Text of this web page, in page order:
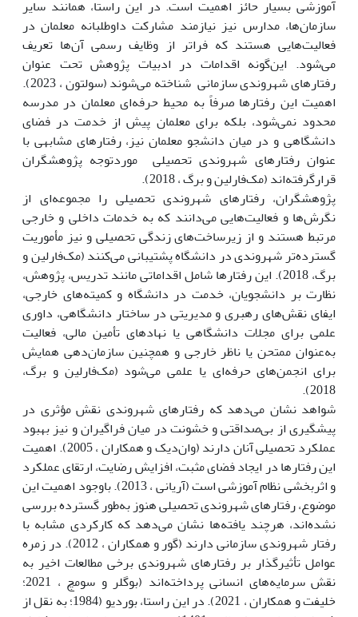
آموزشی بسیار حائز اهمیت است. در این راستا، همانند سایر
سازمان‌ها، مدارس نیز نیازمند مشارکت داوطلبانه معلمان در
فعالیت‌هایی هستند که فراتر از وظایف رسمی آن‌ها تعریف
می‌شود. این‌گونه اقدامات در ادبیات پژوهش تحت عنوان
رفتارهای شهروندی سازمانی شناخته می‌شوند (سولتون ، 2023).
اهمیت این رفتارها صرفاً به محیط حرفه‌ای معلمان در مدرسه
محدود نمی‌شود، بلکه برای معلمان پیش از خدمت در فضای
دانشگاهی و در میان دانشجو معلمان نیز، رفتارهای مشابهی با
عنوان رفتارهای شهروندی تحصیلی موردتوجه پژوهشگران
قرارگرفته‌اند (مک‌فارلین و برگ ، 2018).
پژوهشگران، رفتارهای شهروندی تحصیلی را مجموعه‌ای از
نگرش‌ها و فعالیت‌هایی می‌دانند که به خدمات داخلی و خارجی
مرتبط هستند و از زیرساخت‌های زندگی تحصیلی و نیز مأموریت
گسترده‌تر شهروندی در دانشگاه پشتیبانی می‌کنند (مک‌فارلین و
برگ، 2018). این رفتارها شامل اقداماتی مانند تدریس، پژوهش،
نظارت بر دانشجویان، خدمت در دانشگاه و کمیته‌های خارجی،
ایفای نقش‌های رهبری و مدیریتی در ساختار دانشگاهی، داوری
علمی برای مجلات دانشگاهی یا نهادهای تأمین مالی، فعالیت
به‌عنوان ممتحن یا ناظر خارجی و همچنین سازمان‌دهی همایش
برای انجمن‌های حرفه‌ای یا علمی می‌شود (مک‌فارلین و برگ،
2018).
شواهد نشان می‌دهد که رفتارهای شهروندی نقش مؤثری در
پیشگیری از بی‌صداقتی و خشونت در میان فراگیران و نیز بهبود
عملکرد تحصیلی آنان دارند (وان‌دیک و همکاران ، 2005). اهمیت
این رفتارها در ایجاد فضای مثبت، افزایش رضایت، ارتقای عملکرد
و اثربخشی نظام آموزشی است (آریانی ، 2013). باوجود اهمیت این
موضوع، رفتارهای شهروندی تحصیلی هنوز به‌طور گسترده بررسی
نشده‌اند، هرچند یافته‌ها نشان می‌دهد که کارکردی مشابه با
رفتار شهروندی سازمانی دارند (گور و همکاران ، 2012). در زمره
عوامل تأثیرگذار بر رفتارهای شهروندی برخی مطالعات اخیر به
نقش سرمایه‌های انسانی پرداخته‌اند (بوگلر و سومچ ، 2021؛
خلیفت و همکاران ، 2021). در این راستا، بوردیو (1984؛ به نقل از